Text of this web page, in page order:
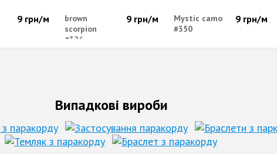
9 грн/м
brown
scorpion
#326
9 грн/м
Mystic camo
#350
9 грн/м
Випадкові вироби